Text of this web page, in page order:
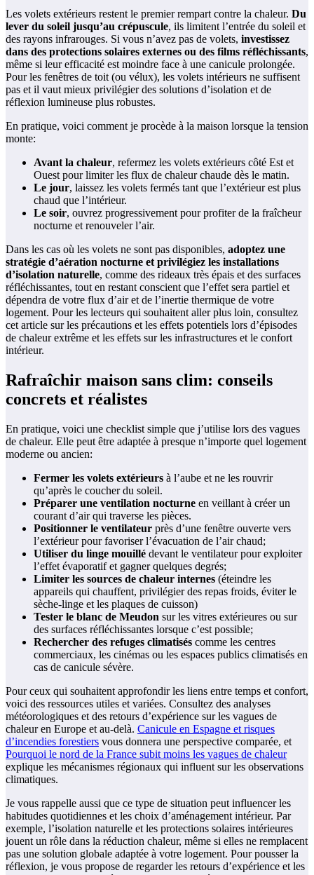
Les volets extérieurs restent le premier rempart contre la chaleur. Du
lever du soleil jusqu’au crépuscule, ils limitent l’entrée du soleil et
des rayons infrarouges. Si vous n’avez pas de volets, investissez
dans des protections solaires externes ou des films réfléchissants,
même si leur efficacité est moindre face à une canicule prolongée.
Pour les fenêtres de toit (ou vélux), les volets intérieurs ne suffisent
pas et il vaut mieux privilégier des solutions d’isolation et de
réflexion lumineuse plus robustes.
En pratique, voici comment je procède à la maison lorsque la tension
monte:
Avant la chaleur, refermez les volets extérieurs côté Est et
Ouest pour limiter les flux de chaleur chaude dès le matin.
Le jour, laissez les volets fermés tant que l’extérieur est plus
chaud que l’intérieur.
Le soir, ouvrez progressivement pour profiter de la fraîcheur
nocturne et renouveler l’air.
Dans les cas où les volets ne sont pas disponibles, adoptez une
stratégie d’aération nocturne et privilégiez les installations
d’isolation naturelle, comme des rideaux très épais et des surfaces
réfléchissantes, tout en restant conscient que l’effet sera partiel et
dépendra de votre flux d’air et de l’inertie thermique de votre
logement. Pour les lecteurs qui souhaitent aller plus loin, consultez
cet article sur les précautions et les effets potentiels lors d’épisodes
de chaleur extrême et les effets sur les infrastructures et le confort
intérieur.
Rafraîchir maison sans clim: conseils
concrets et réalistes
En pratique, voici une checklist simple que j’utilise lors des vagues
de chaleur. Elle peut être adaptée à presque n’importe quel logement
moderne ou ancien:
Fermer les volets extérieurs à l’aube et ne les rouvrir
qu’après le coucher du soleil.
Préparer une ventilation nocturne en veillant à créer un
courant d’air qui traverse les pièces.
Positionner le ventilateur près d’une fenêtre ouverte vers
l’extérieur pour favoriser l’évacuation de l’air chaud;
Utiliser du linge mouillé devant le ventilateur pour exploiter
l’effet évaporatif et gagner quelques degrés;
Limiter les sources de chaleur internes (éteindre les
appareils qui chauffent, privilégier des repas froids, éviter le
sèche-linge et les plaques de cuisson)
Tester le blanc de Meudon sur les vitres extérieures ou sur
des surfaces réfléchissantes lorsque c’est possible;
Rechercher des refuges climatisés comme les centres
commerciaux, les cinémas ou les espaces publics climatisés en
cas de canicule sévère.
Pour ceux qui souhaitent approfondir les liens entre temps et confort,
voici des ressources utiles et variées. Consultez des analyses
météorologiques et des retours d’expérience sur les vagues de
chaleur en Europe et au-delà. Canicule en Espagne et risques
d’incendies forestiers vous donnera une perspective comparée, et
Pourquoi le nord de la France subit moins les vagues de chaleur
explique les mécanismes régionaux qui influent sur les observations
climatiques.
Je vous rappelle aussi que ce type de situation peut influencer les
habitudes quotidiennes et les choix d’aménagement intérieur. Par
exemple, l’isolation naturelle et les protections solaires intérieures
jouent un rôle dans la réduction chaleur, même si elles ne remplacent
pas une solution globale adaptée à votre logement. Pour pousser la
réflexion, je vous propose de regarder les retours d’expérience et les